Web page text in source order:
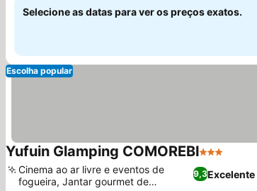
Selecione as datas para ver os preços exatos.
Escolha popular
Yufuin Glamping COMOREBI3 Estrelas
9,3Excelente
Cinema ao ar livre e eventos de
fogueira, Jantar gourmet de